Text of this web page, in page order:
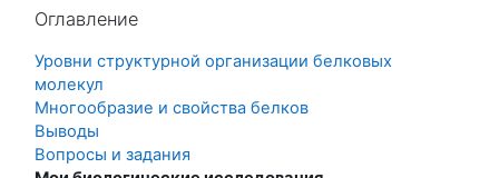
Оглавление
Уровни структурной организации белковых
молекул
Многообразие и свойства белков
Выводы
Вопросы и задания